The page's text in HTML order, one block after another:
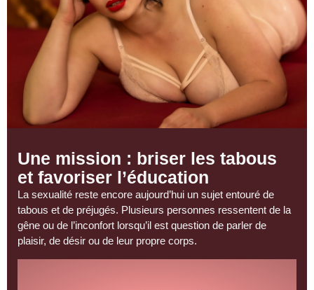
Une mission : briser les tabous
et favoriser l’éducation
La sexualité reste encore aujourd’hui un sujet entouré de
tabous et de préjugés. Plusieurs personnes ressentent de la
gêne ou de l’inconfort lorsqu’il est question de parler de
plaisir, de désir ou de leur propre corps.